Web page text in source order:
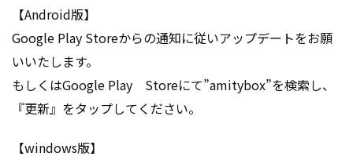
【Android版】
Google Play Storeからの通知に従いアップデートをお願
いいたします。
もしくはGoogle Play Storeにて”amitybox”を検索し、
『更新』をタップしてください。
【windows版】